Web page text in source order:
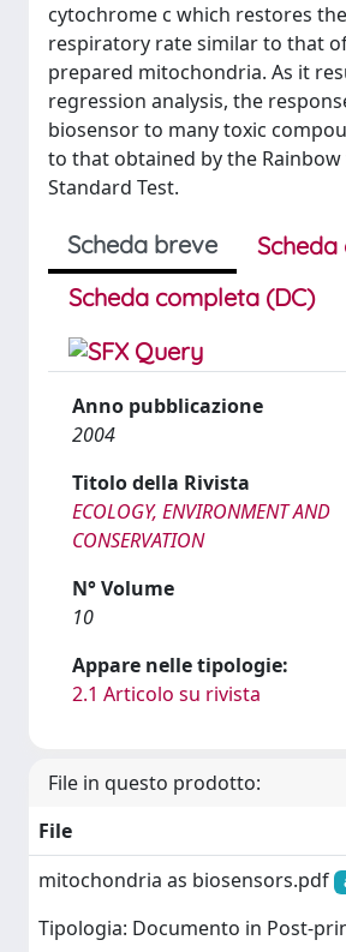
cytochrome c which restores
respiratory rate similar to that
prepared mitochondria. As it
regression analysis, the
biosensor to many toxic
to that obtained by the
Standard Test.
Scheda breve
Scheda completa (DC)
Anno pubblicazione
2004
Titolo della Rivista
ECOLOGY, ENVIRONMENT AND
CONSERVATION
N° Volume
10
Appare nelle tipologie:
2.1 Articolo su rivista
File in questo prodotto:
File
mitochondria as biosensors.pdf
Tipologia: Documento in Post-